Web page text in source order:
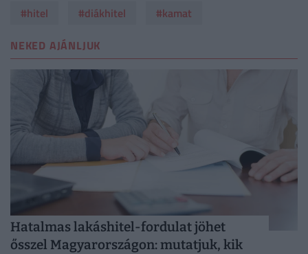
#hitel #diákhitel
#kamat
NEKED AJÁNLJUK
Hatalmas lakáshitel-fordulat jöhet
ősszel Magyarországon: mutatjuk, kik